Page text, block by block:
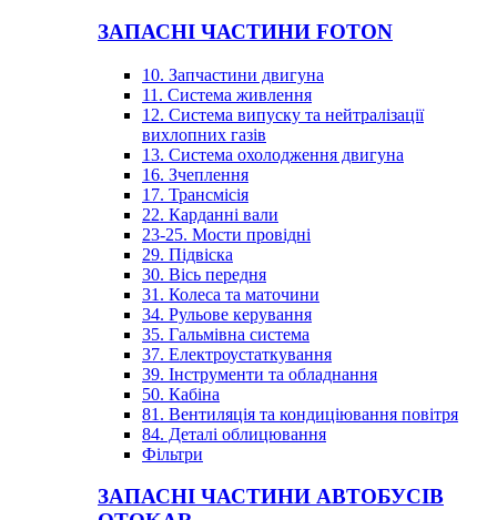
ЗАПАСНІ ЧАСТИНИ FOTON
10. Запчастини двигуна
11. Система живлення
12. Система випуску та нейтралізації
вихлопних газів
13. Система охолодження двигуна
16. Зчеплення
17. Трансмісія
22. Карданні вали
23-25. Мости провідні
29. Підвіска
30. Вісь передня
31. Колеса та маточини
34. Рульове керування
35. Гальмівна система
37. Електроустаткування
39. Інструменти та обладнання
50. Кабіна
81. Вентиляція та кондиціювання повітря
84. Деталі облицювання
Фільтри
ЗАПАСНІ ЧАСТИНИ АВТОБУСІВ